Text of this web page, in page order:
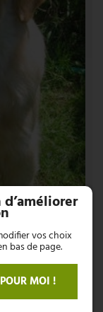
vos choix
bas de page.
MOI !